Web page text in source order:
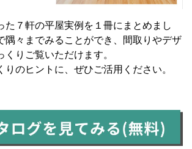
た７軒の平屋実例を１冊にまとめまし
隅々までみることができ、間取りやデザ
くりご覧いただけます。
りのヒントに、ぜひご活用ください。